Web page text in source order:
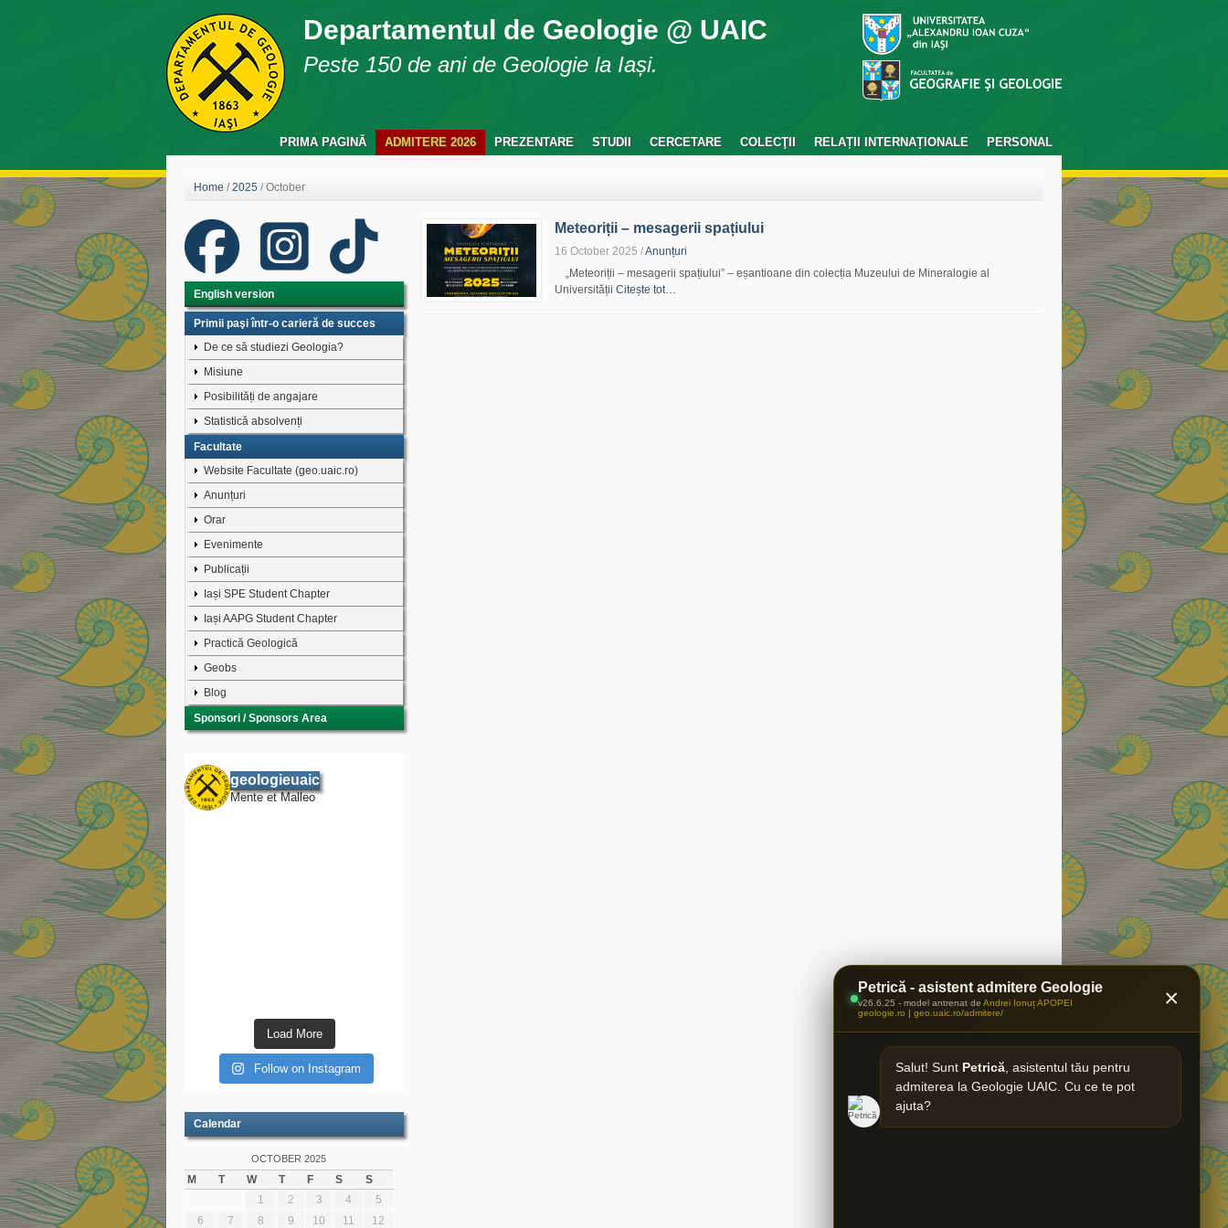
Departamentul de Geologie @ UAIC
Peste 150 de ani de Geologie la Iași.
PRIMA PAGINĂ ADMITERE 2026 PREZENTARE STUDII CERCETARE COLECŢII RELAȚII INTERNAȚIONALE PERSONAL
Home /2025 /October
Meteoriții – mesagerii spațiului
16 October 2025 /Anunțuri
„Meteoriții – mesagerii spațiului” – eșantioane din colecția Muzeului de Mineralogie al
Universității Citește tot…
English version
Primii paşi într-o carieră de succes
De ce să studiezi Geologia?
Misiune
Posibilități de angajare
Statistică absolvenți
Facultate
Website Facultate (geo.uaic.ro)
Anunțuri
Orar
Evenimente
Publicații
Iași SPE Student Chapter
Iași AAPG Student Chapter
Practică Geologică
Geobs
Blog
Sponsori / Sponsors Area
geologieuaic
Mente et Malleo
Load More
Follow on Instagram
Calendar
OCTOBER 2025
M T W T F S
S
1
2 3 4
5
6
7 8 9 10 11 12
Petrică - asistent admitere Geologie
v26.6.25 - model antrenat de Andrei Ionuț APOPEI
geologie.ro | geo.uaic.ro/admitere/
×
Salut! Sunt Petrică , asistentul tău pentru
admiterea la Geologie UAIC. Cu ce te pot
ajuta?